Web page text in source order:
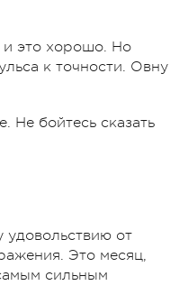
это хорошо. Но
к точности. Овну
Не бойтесь сказать
от
Это месяц,
сильным